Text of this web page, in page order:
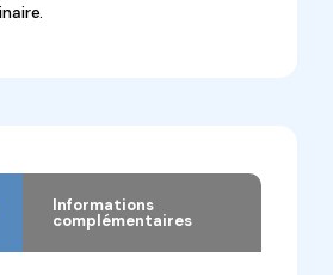
Informations
complémentaires